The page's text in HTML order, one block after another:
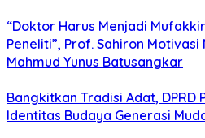
“Doktor Harus Menjadi
Peneliti”, Prof. Sahiron Motivasi
Mahmud Yunus Batusangkar
Bangkitkan Tradisi Adat, DPRD
Identitas Budaya Generasi